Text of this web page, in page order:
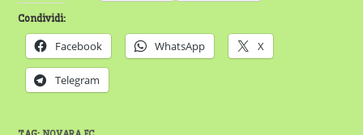
Condividi:
Facebook WhatsApp X
Telegram